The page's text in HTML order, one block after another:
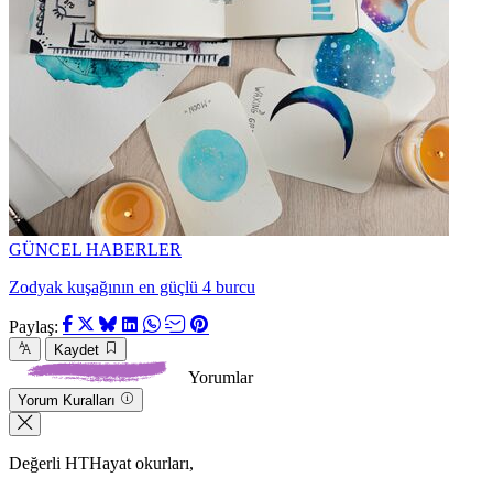
GÜNCEL HABERLER
Zodyak kuşağının en güçlü 4 burcu
Paylaş:
Kaydet
Yorumlar
Yorum Kuralları
Değerli HTHayat okurları,